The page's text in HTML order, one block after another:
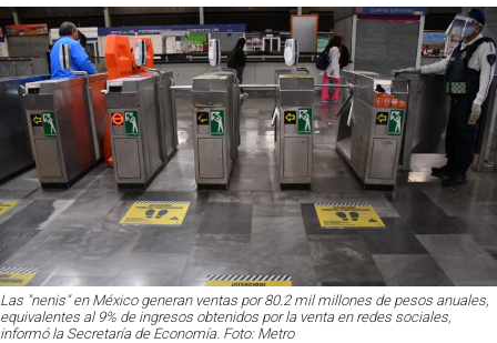
d
a
Las "nenis" en México generan ventas por 80.2 mil millones de pesos anuales,
equivalentes al 9% de ingresos obtenidos por la venta en redes sociales,
informó la Secretaría de Economía. Foto: Metro